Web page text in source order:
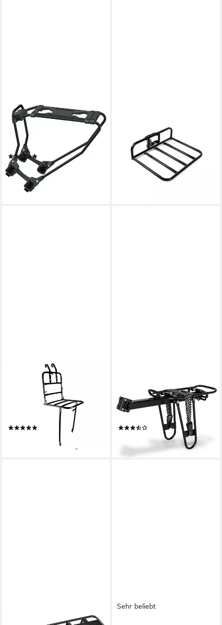
SKS
Fahrrad-Gepäckträger,
Gepäckträger Infinity
Universal
ab 97,96 €
lieferbar - in 2-3 Werktagen bei dir
Gepäckträger Transport breit
Lenker Montage 40x31 cm
schwarz
32,90 € UVP 39,90 €
Fahrrad-Gepäckträger
Transportgepäckträger 31 29
5 33 cm Stahl schwarz
lieferbar - in 3-4 Werktagen bei dir
Fahrrad Gepäckträger hinten,
geeignet für Mountainbike, E-
lieferbar - in 3-4 Werktagen bei dir
Sehr beliebt